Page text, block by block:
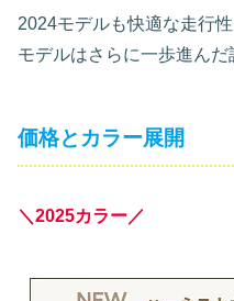
2024モデルも快適な走行
モデルはさらに一歩進んだ
価格とカラー展開
＼2025カラー／